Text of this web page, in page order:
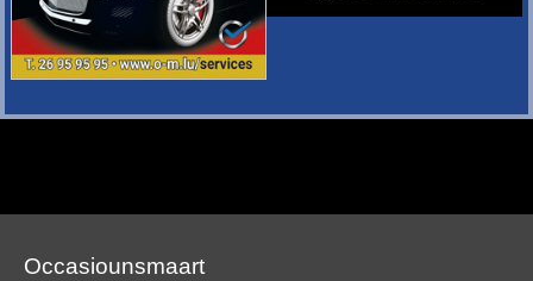
Occasiounsmaart